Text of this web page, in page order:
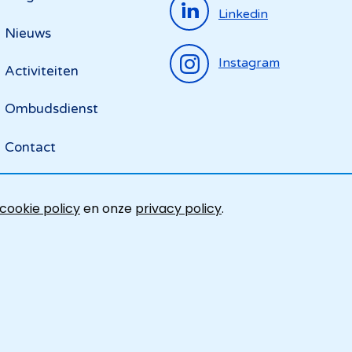
cookie policyen onze privacy policy.
Nieuws
Activiteiten
Ombudsdienst
Contact
Linkedin
Instagram